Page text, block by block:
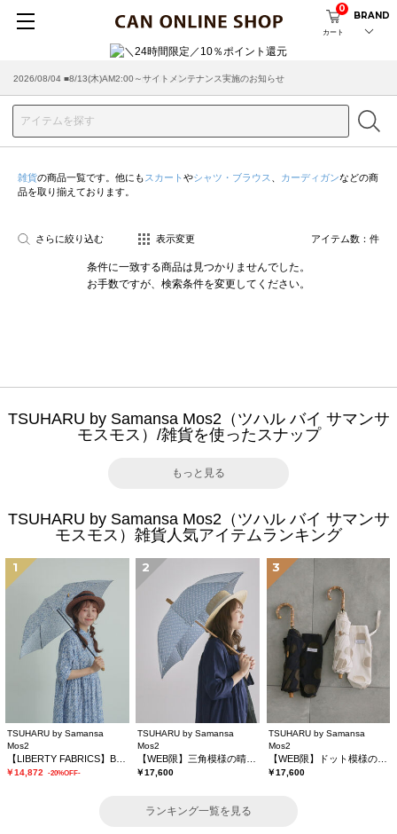
カート
0
BRAND
2026/08/04 ■8/13(木)AM2:00～サイトメンテナンス実施のお知らせ
雑貨の商品一覧です。他にも スカート やシャツ・ブラウス カーディガンなどの商
品を取り揃えております。
さらに絞り込む 表示変更 アイテム数： 件
条件に一致する商品は見つかりませんでした。
お手数ですが、検索条件を変更してください。
TSUHARU by Samansa Mos2（ツハル バイ サマンサ
モスモス）/雑貨を使ったスナップ
もっと見る
TSUHARU by Samansa Mos2（ツハル バイ サマンサ
モスモス）雑貨人気アイテムランキング
1
TSUHARU by Samansa
Mos2
￥14,872 -20%OFF-
2
TSUHARU by Samansa
Mos2
￥17,600
3
TSUHARU by Samansa
Mos2
【WEB限】ドット模様の晴雨兼用日傘
￥17,600
ランキング一覧を見る